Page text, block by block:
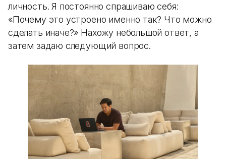
личность. Я постоянно спрашиваю себя:
«Почему это устроено именно так? Что можно
сделать иначе?» Нахожу небольшой ответ, а
затем задаю следующий вопрос.